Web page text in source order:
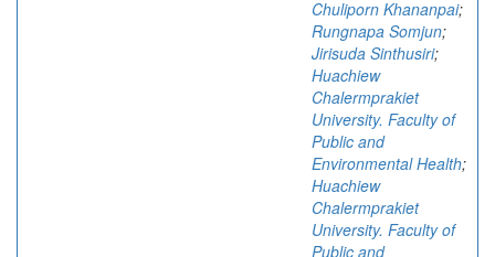
Chuliporn Khananpai;
Rungnapa Somjun;
Jirisuda Sinthusiri;
Huachiew
Chalermprakiet
University. Faculty of
Public and
Environmental Health;
Huachiew
Chalermprakiet
University. Faculty of
Public and